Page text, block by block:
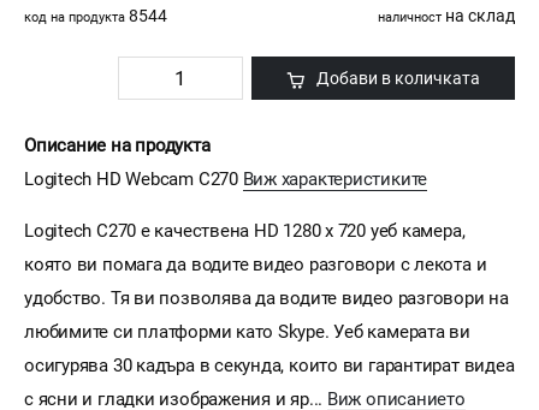
код на продукта 8544 наличност на склад
Добави в количката
Описание на продукта
Logitech HD Webcam C270 Виж характеристиките
Logitech C270 е качествена HD 1280 x 720 уеб камера,
която ви помага да водите видео разговори с лекота и
удобство. Тя ви позволява да водите видео разговори на
любимите си платформи като Skype. Уеб камерата ви
осигурява 30 кадъра в секунда, които ви гарантират видеа
с ясни и гладки изображения и яр... Виж описанието